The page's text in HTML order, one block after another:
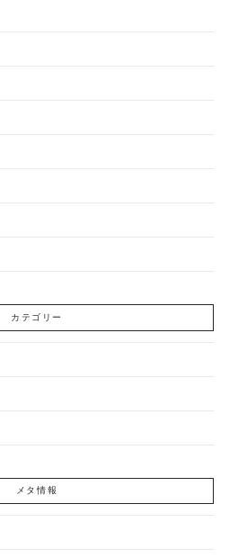
カテゴリー
メタ情報